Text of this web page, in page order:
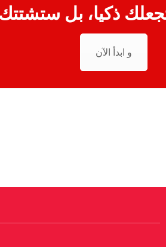
ذكيا، بل
و ابدأ الآن